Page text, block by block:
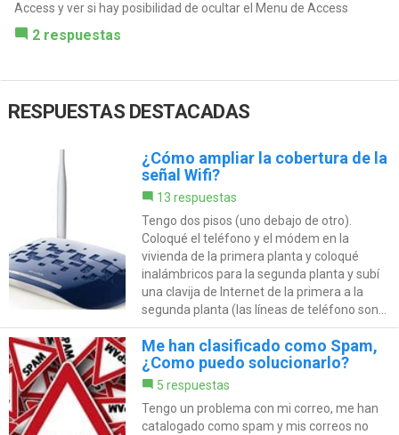
Access y ver si hay posibilidad de ocultar el Menu de Access
2 respuestas
RESPUESTAS DESTACADAS
¿Cómo ampliar la cobertura de la
señal Wifi?
13 respuestas
Tengo dos pisos (uno debajo de otro).
Coloqué el teléfono y el módem en la
vivienda de la primera planta y coloqué
inalámbricos para la segunda planta y subí
una clavija de Internet de la primera a la
segunda planta (las líneas de teléfono son...
Me han clasificado como Spam,
¿Como puedo solucionarlo?
5 respuestas
Tengo un problema con mi correo, me han
catalogado como spam y mis correos no